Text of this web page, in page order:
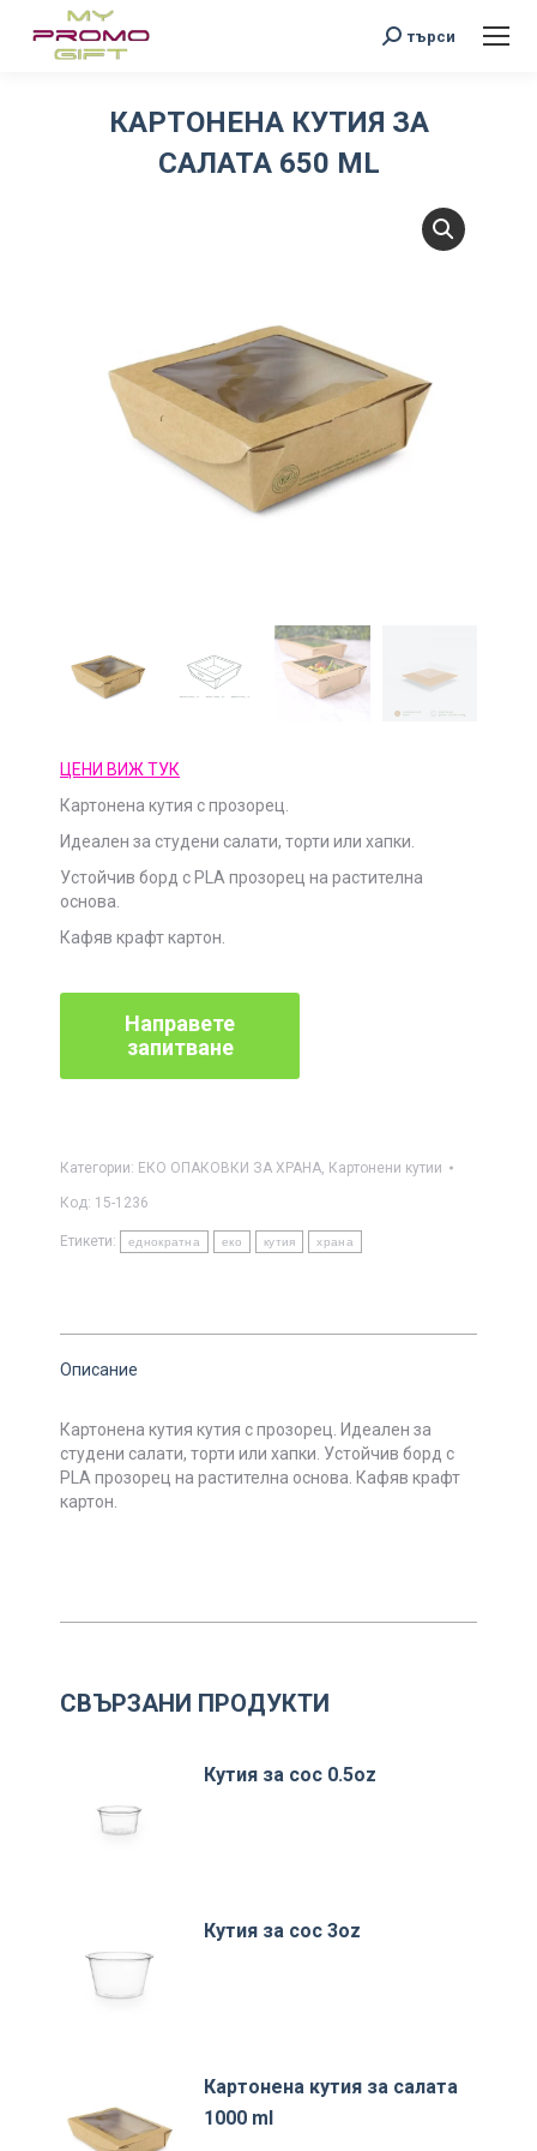
Search:
търси
КАРТОНЕНА КУТИЯ ЗА
САЛАТА 650 ML
ЦЕНИ ВИЖ ТУК
Картонена кутия с прозорец.
Идеален за студени салати, торти или хапки.
Устойчив борд с PLA прозорец на растителна
основа.
Кафяв крафт картон.
Категории: ЕКО ОПАКОВКИ ЗА ХРАНА Картонени кутии
Код: 15-1236
Етикети: еднократна еко кутия храна
Описание
Картонена кутия кутия с прозорец. Идеален за
студени салати, торти или хапки. Устойчив борд с
PLA прозорец на растителна основа. Кафяв крафт
картон.
СВЪРЗАНИ ПРОДУКТИ
Кутия за сос 0.5oz
Кутия за сос 3oz
Картонена кутия за салата
1000 ml